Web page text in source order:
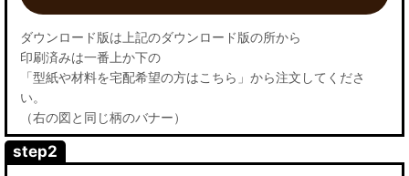
ダウンロード版は上記のダウンロード版の所から
印刷済みは一番上か下の
「型紙や材料を宅配希望の方はこちら」から注文してくださ
い。
（右の図と同じ柄のバナー）
step2